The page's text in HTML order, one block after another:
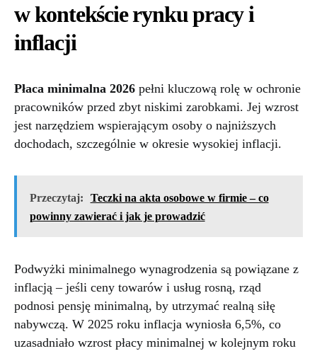
w kontekście rynku pracy i
inflacji
Płaca minimalna 2026 pełni kluczową rolę w ochronie
pracowników przed zbyt niskimi zarobkami. Jej wzrost
jest narzędziem wspierającym osoby o najniższych
dochodach, szczególnie w okresie wysokiej inflacji.
Przeczytaj:
Teczki na akta osobowe w firmie – co
powinny zawierać i jak je prowadzić
Podwyżki minimalnego wynagrodzenia są powiązane z
inflacją – jeśli ceny towarów i usług rosną, rząd
podnosi pensję minimalną, by utrzymać realną siłę
nabywczą. W 2025 roku inflacja wyniosła 6,5%, co
uzasadniało wzrost płacy minimalnej w kolejnym roku